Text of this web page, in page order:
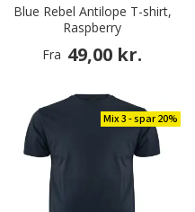
Blue Rebel Antilope T-shirt,
Raspberry
Fra 49,00 kr.
Mix 3 - spar 20%